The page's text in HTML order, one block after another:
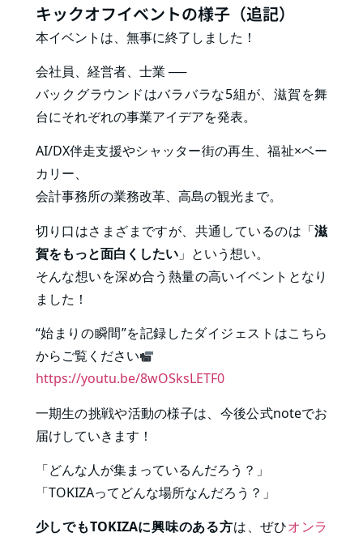
キックオフイベントの様子（追記）
本イベントは、無事に終了しました！
会社員、経営者、士業 ──
バックグラウンドはバラバラな5組が、滋賀を舞
台にそれぞれの事業アイデアを発表。
AI/DX伴走支援やシャッター街の再生、福祉×ベー
カリー、
会計事務所の業務改革、高島の観光まで。
切り口はさまざまですが、共通しているのは「滋
賀をもっと面白くしたい」という想い。
そんな想いを深め合う熱量の高いイベントとなり
ました！
“始まりの瞬間”を記録したダイジェストはこちら
からご覧ください
https://youtu.be/8wOSksLETF0
一期生の挑戦や活動の様子は、今後公式noteでお
届けしていきます！
「どんな人が集まっているんだろう？」
「TOKIZAってどんな場所なんだろう？」
少しでもTOKIZAに興味のある方は、ぜひオンラ